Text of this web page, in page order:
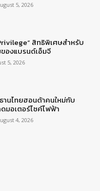
5, 2026
สิทธิพิเศษสำหรับ
องแบรนด์เอ็มจี
5, 2026
นไทยฮอนด้าคนใหม่กับ
มอเตอร์ไซค์ไฟฟ้า
4, 2026